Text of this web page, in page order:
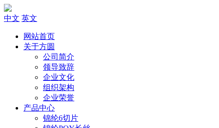
中文 英文
网站首页
关于方圆
公司简介
领导致辞
企业文化
组织架构
企业荣誉
产品中心
锦纶6切片